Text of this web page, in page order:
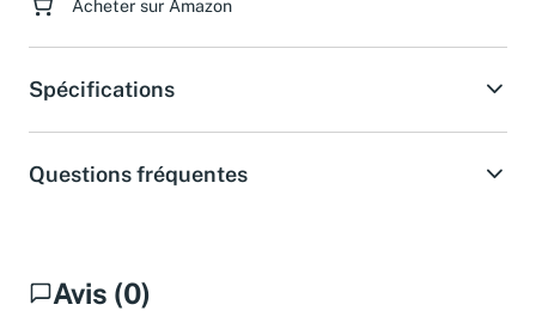
Acheter sur Amazon
Spécifications
Questions fréquentes
Avis (0)